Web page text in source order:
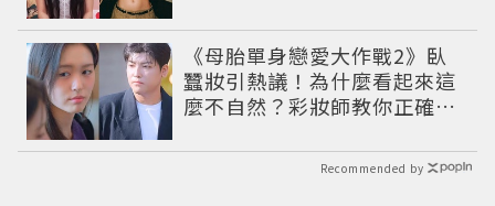
《母胎單身戀愛大作戰2》臥
蠶妝引熱議！為什麼看起來這
麼不自然？彩妝師教你正確畫
Recommended by